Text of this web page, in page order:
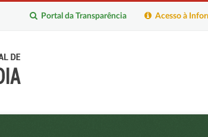
Acesso à
Portal da Transparência